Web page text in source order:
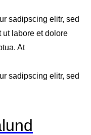
sadipscing elitr, sed
ut labore et dolore
At
sadipscing elitr, sed